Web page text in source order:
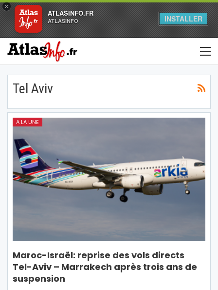
×
ATLASINFO.FR
ATLASINFO INSTALLER
Tel Aviv
A LA UNE
Maroc-Israël: reprise des vols directs
Tel-Aviv – Marrakech après trois ans de
suspension